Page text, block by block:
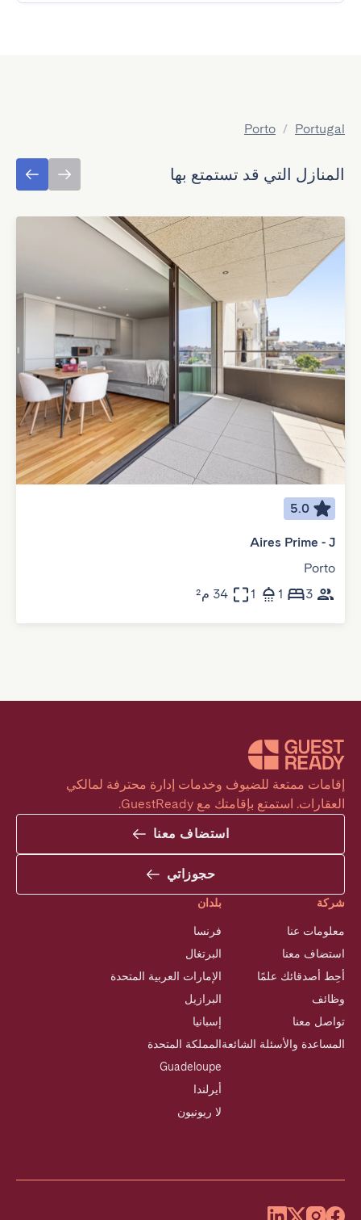
Portugal
/
Porto
المنازل التي قد تستمتع بها
5.0
Aires Prime - J
Porto
3
1
1 34 م²
العقارات. استمتع بإقامتك مع GuestReady.
استضاف معنا
حجوزاتي
شركة
معلومات عنا
استضاف معنا
أحِط أصدقائك علمًا
وظائف
تواصل معنا
المساعدة والأسئلة الشائعة
بلدان
فرنسا
البرتغال
الإمارات العربية المتحدة
البرازيل
إسبانيا
المملكة المتحدة
Guadeloupe
أيرلندا
لا ريونيون